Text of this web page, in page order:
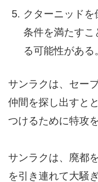
クターニッド
条件を満たすこ
る可能性がある
サンラクは、セー
仲間を探し出すと
つけるために特攻
サンラクは、廃都
を引き連れて大騒